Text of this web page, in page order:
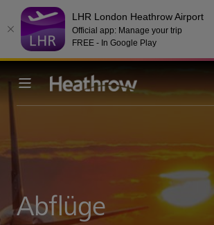
LHR London Heathrow Airport
Official app: Manage your trip
FREE - In Google Play
Abflüge